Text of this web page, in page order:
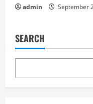
admin September
SEARCH